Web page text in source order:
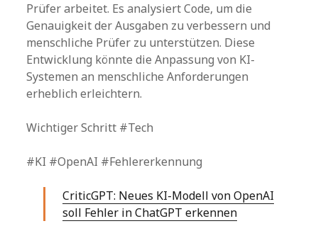
Prüfer arbeitet. Es analysiert Code, um die
Genauigkeit der Ausgaben zu verbessern und
menschliche Prüfer zu unterstützen. Diese
Entwicklung könnte die Anpassung von KI-
Systemen an menschliche Anforderungen
erheblich erleichtern.
Wichtiger Schritt #Tech
#KI #OpenAI #Fehlererkennung
CriticGPT: Neues KI-Modell von OpenAI
soll Fehler in ChatGPT erkennen